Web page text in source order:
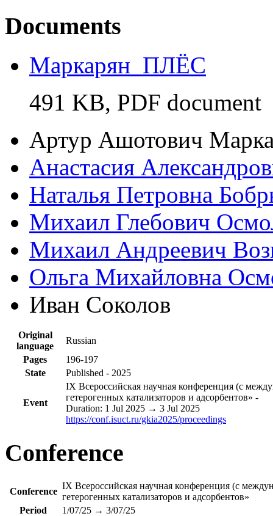
Documents
Маркарян_ПЛЁС
491 KB, PDF document
Артур Ашотович
Анастасия
Наталья Петровна
Михаил Глебович
Михаил Андреевич
Ольга Михайловна
Иван Соколов
Original
language
Russian
Pages
196-197
State
Published - 2025
Event
IX Всероссийская научная конференция (с
гетерогенных катализаторов и адсорбентов» -
Duration: 1 Jul 2025 → 3 Jul 2025
https://conf.isuct.ru/gkia2025/proceedings
Conference
Conference
IX Всероссийская научная конференция (с
гетерогенных катализаторов и адсорбентов»
Period
1/07/25 → 3/07/25